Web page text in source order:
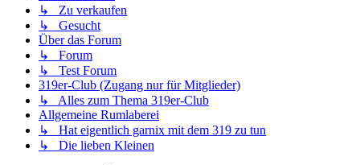
↳ Zu verkaufen
↳ Gesucht
Über das Forum
↳ Forum
↳ Test Forum
319er-Club (Zugang nur für Mitglieder)
↳ Alles zum Thema 319er-Club
Allgemeine Rumlaberei
↳ Hat eigentlich garnix mit dem 319 zu tun
↳ Die lieben Kleinen